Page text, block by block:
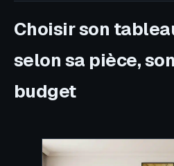
Choisir son
selon sa pièce,
budget